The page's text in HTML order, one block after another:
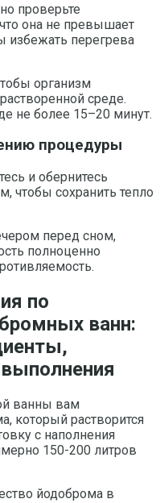
проверьте
она не превышает
перегрева
организм
среде.
не более 15–20 минут.
процедуры
и обернитесь
чтобы сохранить тепло
перед сном,
полноценно
по
ванн:
ванны вам
который растворится
с наполнения
150-200 литров
йодоброма в